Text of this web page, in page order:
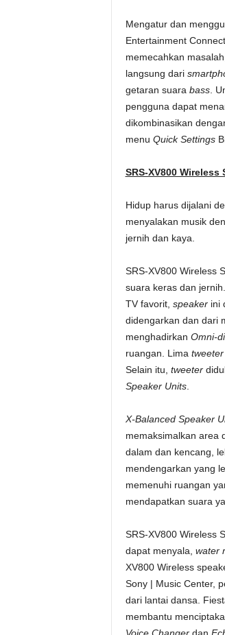
Mengatur dan
Entertainment Connect
memecahkan
langsung dari
getaran suara bass.
pengguna dapat
dikombinasikan
menu Quick Settings
SRS-XV800 Wireless
Hidup harus dijalani
menyalakan musik
jernih dan kaya.
SRS-XV800 Wireless
suara keras dan
TV favorit, speakerini
didengarkan dan dari
menghadirkan Omni-
ruangan. Lima tweeter
Selain itu, tweeter
Speaker Units.
X-Balanced Speaker
memaksimalkan area
dalam dan kencang,
mendengarkan yang
memenuhi ruangan
mendapatkan suara
SRS-XV800 Wireless
dapat menyala, water
XV800 Wireless
Sony | Music Center,
dari lantai dansa.
membantu